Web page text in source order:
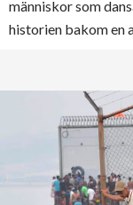
människor som
historien bakom en